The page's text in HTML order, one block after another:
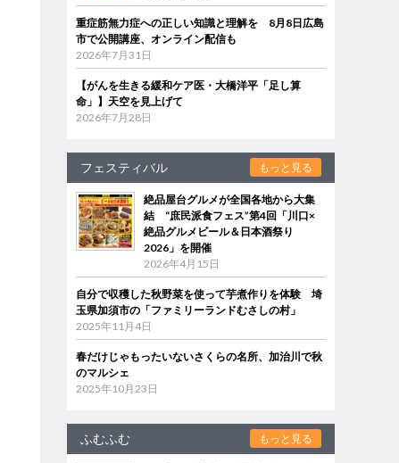
重症筋無力症への正しい知識と理解を 8月8日広島
市で公開講座、オンライン配信も
2026年7月31日
【がんを生きる緩和ケア医・大橋洋平「足し算
命」】天空を見上げて
2026年7月28日
フェスティバル もっと見る
絶品屋台グルメが全国各地から大集
結 “庶民派食フェス”第4回「川口×
絶品グルメビール＆日本酒祭り
2026」を開催
2026年4月15日
自分で収穫した秋野菜を使って芋煮作りを体験 埼
玉県加須市の「ファミリーランドむさしの村」
2025年11月4日
春だけじゃもったいないさくらの名所、加治川で秋
のマルシェ
2025年10月23日
ふむふむ もっと見る